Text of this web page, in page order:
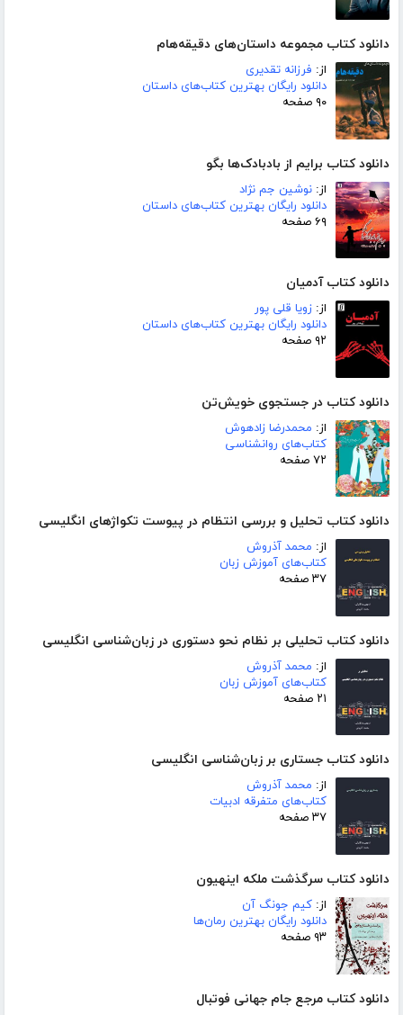
دانلود کتاب مجموعه داستان‌های دقیقه‌هام
از: فرزانه تقدیری
دانلود رایگان بهترین کتاب‌های داستان
۹۰ صفحه
دانلود کتاب برایم از بادبادک‌ها بگو
از: نوشین جم نژاد
دانلود رایگان بهترین کتاب‌های داستان
۶۹ صفحه
دانلود کتاب آدمیان
از: زویا قلی پور
دانلود رایگان بهترین کتاب‌های داستان
۹۲ صفحه
دانلود کتاب در جستجوی خویش‌تن
از: محمدرضا زادهوش
کتاب‌های روانشناسی
۷۲ صفحه
دانلود کتاب تحلیل و بررسی انتظام در پیوست تکواژهای انگلیسی
از: محمد آذروش
کتاب‌های آموزش زبان
۳۷ صفحه
دانلود کتاب تحلیلی بر نظام نحو دستوری در زبان‌شناسی انگلیسی
از: محمد آذروش
کتاب‌های آموزش زبان
۲۱ صفحه
دانلود کتاب جستاری بر زبان‌شناسی انگلیسی
از: محمد آذروش
کتاب‌های متفرقه ادبیات
۳۷ صفحه
دانلود کتاب سرگذشت ملکه اینهیون
از: کیم جونگ آن
دانلود رایگان بهترین رمان‌ها
۹۳ صفحه
دانلود کتاب مرجع جام جهانی فوتبال